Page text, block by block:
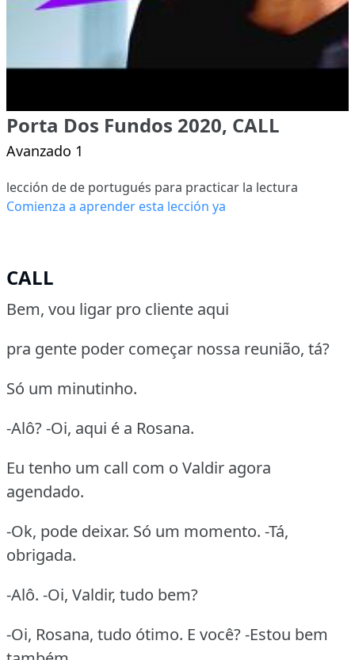
Porta Dos Fundos 2020, CALL
Avanzado 1
lección de de portugués para practicar la lectura
Comienza a aprender esta lección ya
CALL
Bem, vou ligar pro cliente aqui
pra gente poder começar nossa reunião, tá?
Só um minutinho.
-Alô? -Oi, aqui é a Rosana.
Eu tenho um call com o Valdir agora
agendado.
-Ok, pode deixar. Só um momento. -Tá,
obrigada.
-Alô. -Oi, Valdir, tudo bem?
-Oi, Rosana, tudo ótimo. E você? -Estou bem